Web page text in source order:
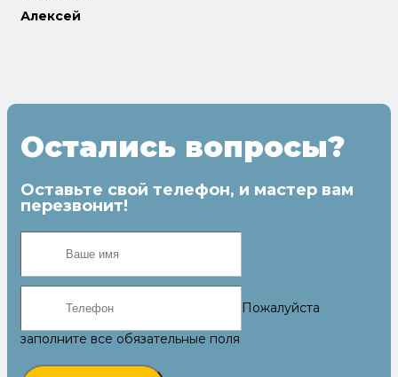
Алексей
Остались вопросы?
Оставьте свой телефон, и мастер вам
перезвонит!
Пожалуйста
заполните все обязательные поля